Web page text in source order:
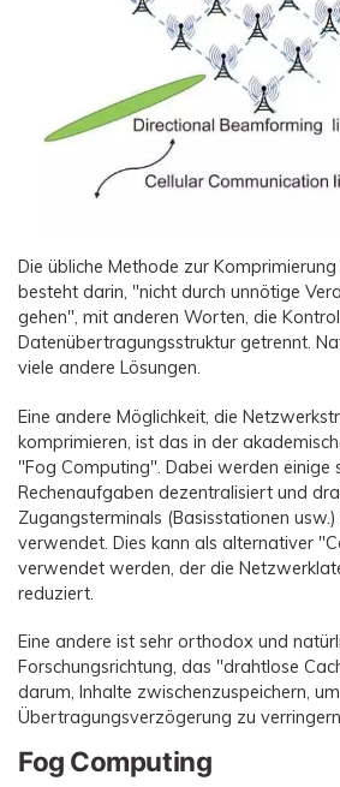
Die übliche Methode zur
besteht darin, "nicht durch unnötige
gehen", mit anderen Worten, die
Datenübertragungsstruktur getrennt.
viele andere Lösungen.
Eine andere Möglichkeit, die
komprimieren, ist das in der
"Fog Computing". Dabei werden einige
Rechenaufgaben dezentralisiert und
Zugangsterminals (Basisstationen usw.)
verwendet. Dies kann als alternativer
verwendet werden, der die
reduziert.
Eine andere ist sehr orthodox und
Forschungsrichtung, das "drahtlose
darum, Inhalte zwischenzuspeichern,
Übertragungsverzögerung zu
Fog Computing